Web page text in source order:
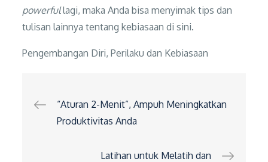
powerfullagi, maka Anda bisa menyimak tips dan
tulisan lainnya tentang kebiasaan di sini.
Pengembangan Diri,Perilaku dan Kebiasaan
Navigasi
pos
“Aturan 2-Menit”, Ampuh Meningkatkan
Produktivitas Anda
Latihan untuk Melatih dan